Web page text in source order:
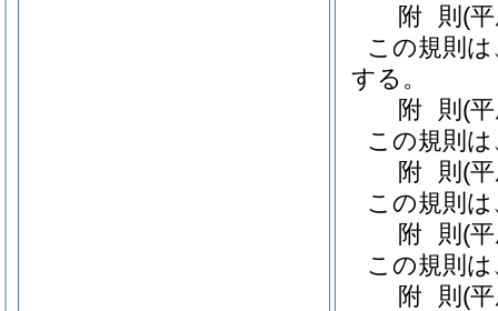
附 則 (
この規則
する。
附 則 (
この規則
附 則 (
この規則
附 則 (
この規則
附 則 (